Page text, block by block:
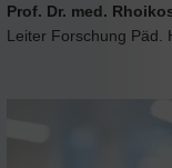
Prof. Dr. med.
Leiter Forschung Päd.